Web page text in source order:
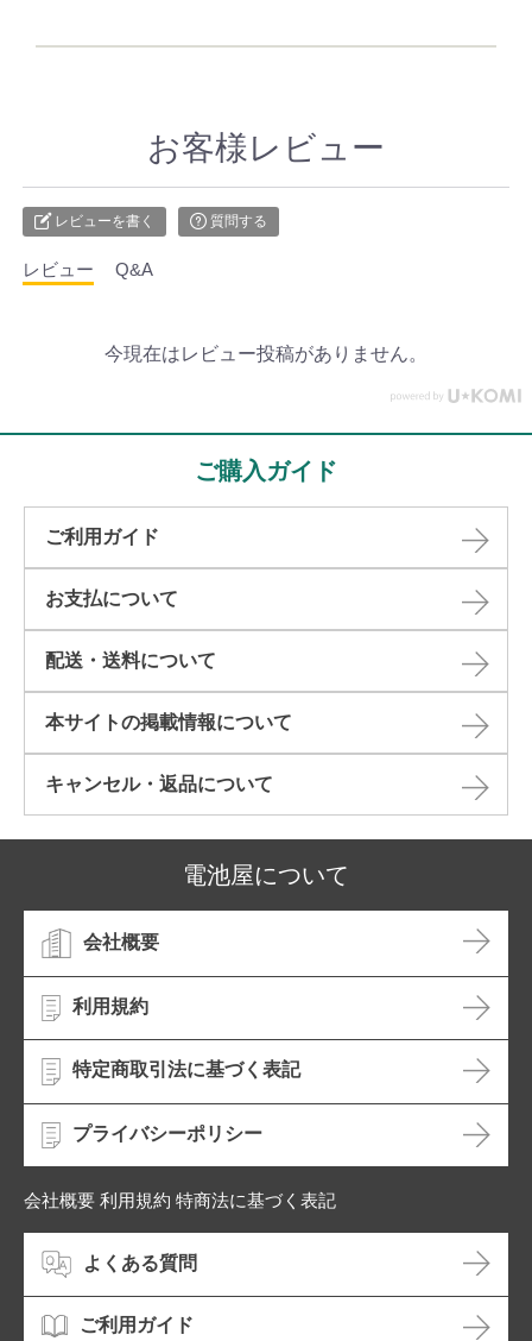
お客様レビュー
レビューを書く 質問する
レビュー Q&A
今現在はレビュー投稿がありません。
ご購入ガイド
ご利用ガイド
お支払について
配送・送料について
本サイトの掲載情報について​
キャンセル・返品について​
電池屋について
会社概要
利用規約
特定商取引法に基づく表記
プライバシーポリシー
会社概要 利用規約 特商法に基づく表記
よくある質問
ご利用ガイド